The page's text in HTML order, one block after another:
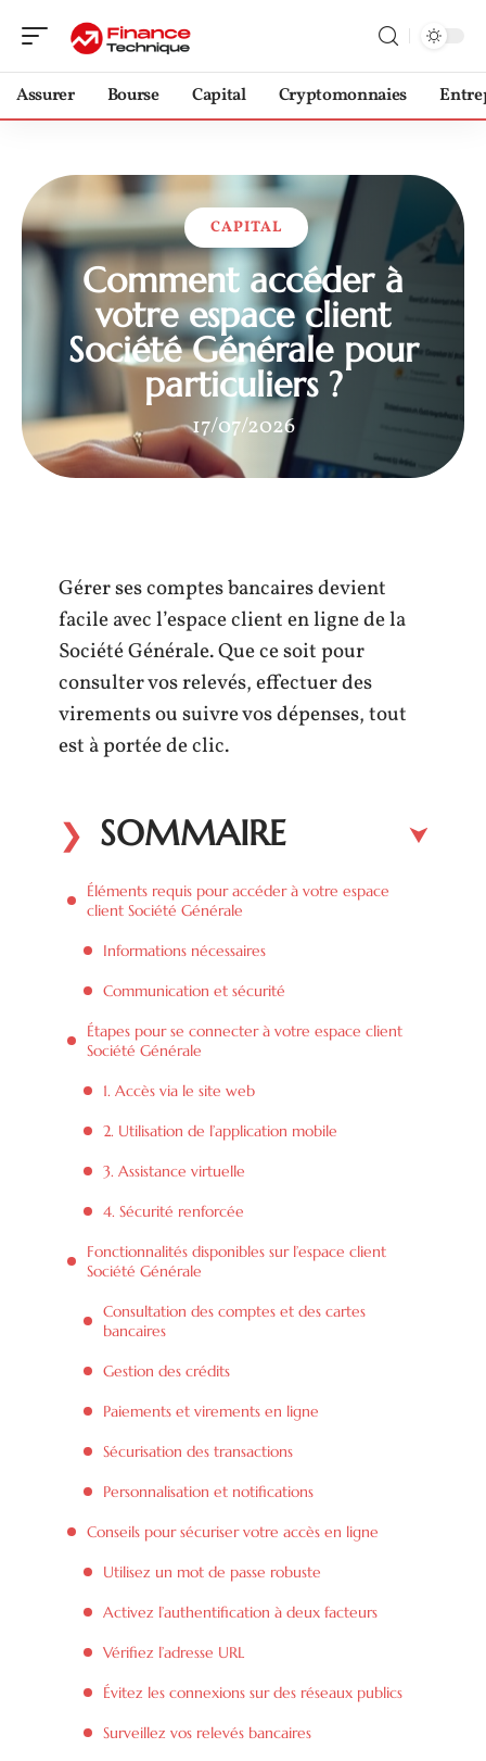
Assurer Bourse Capital Cryptomonnaies
CAPITAL
Comment accéder à
votre espace client
Société Générale pour
particuliers ?
17/07/2026
Gérer ses comptes bancaires devient
facile avec l’espace client en ligne de la
Société Générale. Que ce soit pour
consulter vos relevés, effectuer des
virements ou suivre vos dépenses, tout
est à portée de clic.
SOMMAIRE
Éléments requis pour accéder à votre espace
client Société Générale
Informations nécessaires
Communication et sécurité
Étapes pour se connecter à votre espace client
Société Générale
1. Accès via le site web
2. Utilisation de l’application mobile
3. Assistance virtuelle
4. Sécurité renforcée
Fonctionnalités disponibles sur l’espace client
Société Générale
Consultation des comptes et des cartes
bancaires
Gestion des crédits
Paiements et virements en ligne
Sécurisation des transactions
Personnalisation et notifications
Conseils pour sécuriser votre accès en ligne
Utilisez un mot de passe robuste
Activez l’authentification à deux facteurs
Vérifiez l’adresse URL
Évitez les connexions sur des réseaux publics
Surveillez vos relevés bancaires